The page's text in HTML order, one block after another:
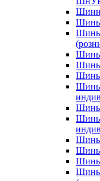
Шины
Шины
Шины
Шины
Шины
Шины
Шины
Шины
Шины
Шины
Шины